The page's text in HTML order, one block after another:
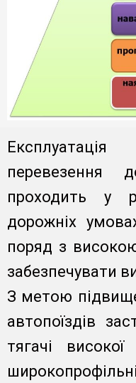
перевезення
проходить у
дорожніх
поряд з
забезпечувати
З метою
автопоїздів
тягачі високої